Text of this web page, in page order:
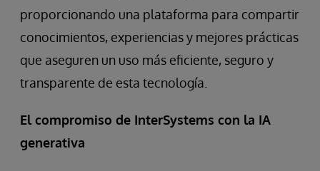
proporcionando una plataforma para compartir
conocimientos, experiencias y mejores prácticas
que aseguren un uso más eficiente, seguro y
transparente de esta tecnología.
El compromiso de InterSystems con la IA
generativa